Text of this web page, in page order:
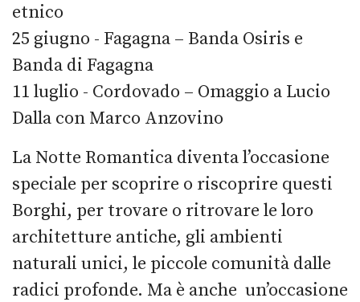
etnico
25 giugno - Fagagna – Banda Osiris e
Banda di Fagagna
11 luglio - Cordovado – Omaggio a Lucio
Dalla con Marco Anzovino
La Notte Romantica diventa l’occasione
speciale per scoprire o riscoprire questi
Borghi, per trovare o ritrovare le loro
architetture antiche, gli ambienti
naturali unici, le piccole comunità dalle
radici profonde. Ma è anche un’occasione